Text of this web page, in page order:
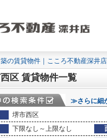
の賃貸物件｜こころ不動産深井店
区 賃貸物件一覧
≫さらに細
堺市西区
下限なし～上限なし